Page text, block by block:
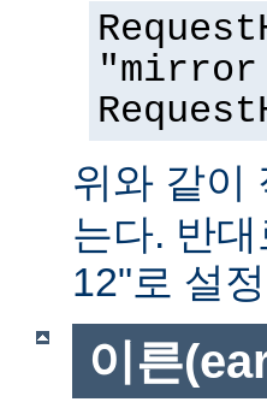
"mirror
위와 같이
는다. 반
12"로 설
이른